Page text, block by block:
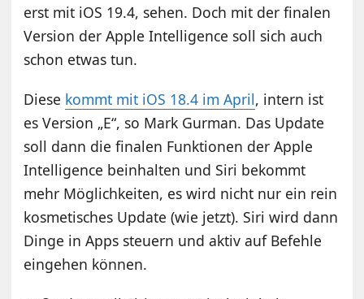
erst mit iOS 19.4, sehen. Doch mit der finalen
Version der Apple Intelligence soll sich auch
schon etwas tun.
Diese kommt mit iOS 18.4 im April, intern ist
es Version „E“, so Mark Gurman. Das Update
soll dann die finalen Funktionen der Apple
Intelligence beinhalten und Siri bekommt
mehr Möglichkeiten, es wird nicht nur ein rein
kosmetisches Update (wie jetzt). Siri wird dann
Dinge in Apps steuern und aktiv auf Befehle
eingehen können.